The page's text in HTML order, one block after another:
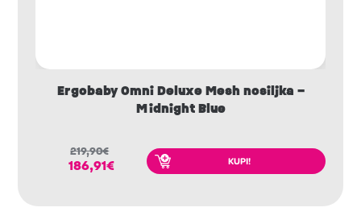
Ergobaby Omni Deluxe Mesh nosiljka –
Midnight Blue
219,90€
186,91€ KUPI!